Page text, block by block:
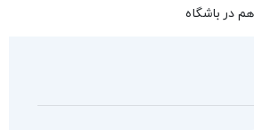
در باشگاه